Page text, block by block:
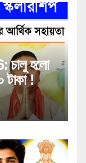
হলো
টাকা !